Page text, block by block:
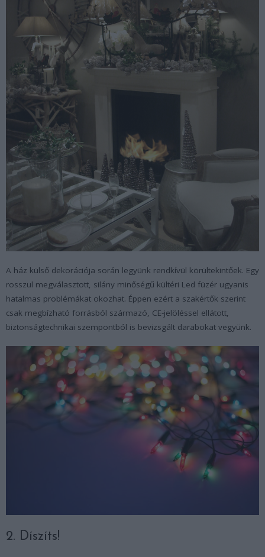
A ház külső dekorációja során legyünk rendkívül körültekintőek. Egy
rosszul megválasztott, silány minőségű kültéri Led füzér ugyanis
hatalmas problémákat okozhat. Éppen ezért a szakértők szerint
csak megbízható forrásból származó, CE-jelöléssel ellátott,
biztonságtechnikai szempontból is bevizsgált darabokat vegyünk.
2. Díszíts!